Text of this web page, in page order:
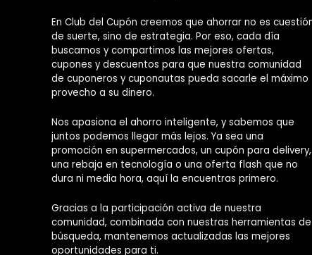
En Club del Cupón creemos que ahorrar no es
de suerte, sino de estrategia. Por eso, cada día
buscamos y compartimos las mejores ofertas,
cupones y descuentos para que nuestra comunidad
de cuponeros y cuponautas pueda sacarle el máximo
provecho a su dinero.
Nos apasiona el ahorro inteligente, y sabemos que
juntos podemos llegar más lejos. Ya sea una
promoción en supermercados, un cupón para delivery,
una rebaja en tecnología o una oferta flash que no
dura ni media hora, aquí la encuentras primero.
Gracias a la participación activa de nuestra
comunidad, combinada con nuestras herramientas de
búsqueda, mantenemos actualizadas las mejores
oportunidades para ti.